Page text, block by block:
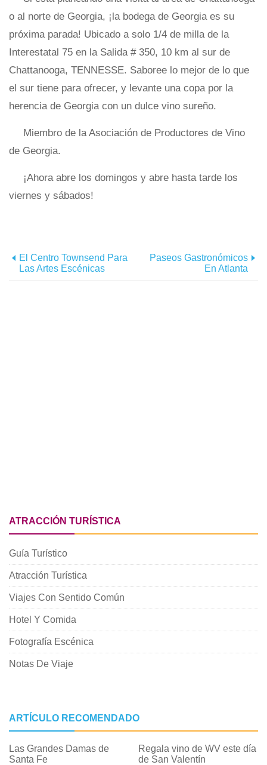
o al norte de Georgia, ¡la bodega de Georgia es su
próxima parada! Ubicado a solo 1/4 de milla de la
Interestatal 75 en la Salida # 350, 10 km al sur de
Chattanooga, TENNESSE. Saboree lo mejor de lo que
el sur tiene para ofrecer, y levante una copa por la
herencia de Georgia con un dulce vino sureño.
Miembro de la Asociación de Productores de Vino
de Georgia.
¡Ahora abre los domingos y abre hasta tarde los
viernes y sábados!
El Centro Townsend Para
Las Artes Escénicas
Paseos Gastronómicos
En Atlanta
ATRACCIÓN TURÍSTICA
Guía Turístico
Atracción Turística
Viajes Con Sentido Común
Hotel Y Comida
Fotografía Escénica
Notas De Viaje
ARTÍCULO RECOMENDADO
Las Grandes Damas de
Santa Fe
Regala vino de WV este día
de San Valentín